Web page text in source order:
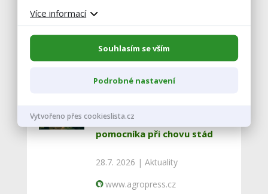
nemají krmivo
30.7. 2026 |
Aktuality
www.agropress.cz
výstavou ukazuje psa jako
pomocníka při chovu stád
28.7. 2026 | Aktuality
www.agropress.cz
Více informací
Souhlasím se vším
Podrobné nastavení
Vytvořeno přes cookieslista.cz